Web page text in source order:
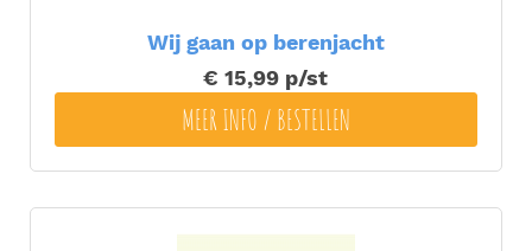
Wij gaan op berenjacht
€ 15,99 p/st
MEER INFO / BESTELLEN